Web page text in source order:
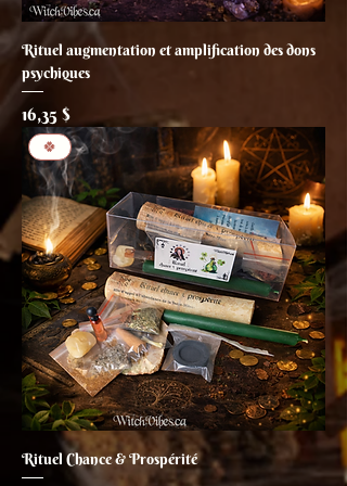
Rituel augmentation et amplification des dons
psychiques
Prix
16,35 $
🍀
Rituel Chance & Prospérité